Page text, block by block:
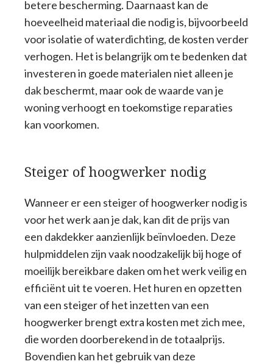
betere bescherming. Daarnaast kan de
hoeveelheid materiaal die nodig is, bijvoorbeeld
voor isolatie of waterdichting, de kosten verder
verhogen. Het is belangrijk om te bedenken dat
investeren in goede materialen niet alleen je
dak beschermt, maar ook de waarde van je
woning verhoogt en toekomstige reparaties
kan voorkomen.
Steiger of hoogwerker nodig
Wanneer er een steiger of hoogwerker nodig is
voor het werk aan je dak, kan dit de prijs van
een dakdekker aanzienlijk beïnvloeden. Deze
hulpmiddelen zijn vaak noodzakelijk bij hoge of
moeilijk bereikbare daken om het werk veilig en
efficiënt uit te voeren. Het huren en opzetten
van een steiger of het inzetten van een
hoogwerker brengt extra kosten met zich mee,
die worden doorberekend in de totaalprijs.
Bovendien kan het gebruik van deze